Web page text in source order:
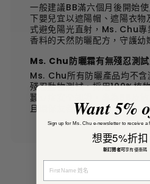
一般建議BB滿六個月後開始
下嬰兒宜以遮陽帽、遮陽衣物
式避免陽光直射，Ms. Chu專
香料的天然防曬配方，守護幼
Ms. Chu防曬霜有無殘忍測試
Ms. Chu所有防曬產品均不含
殘忍動物測試，採用100%植
蠶豆症安全認證，專為BB及
且環保友善。Want 5%
Sign up for Ms. Chu e-newsletter to receive a
想要5%折扣
新訂閱者可享有優惠碼